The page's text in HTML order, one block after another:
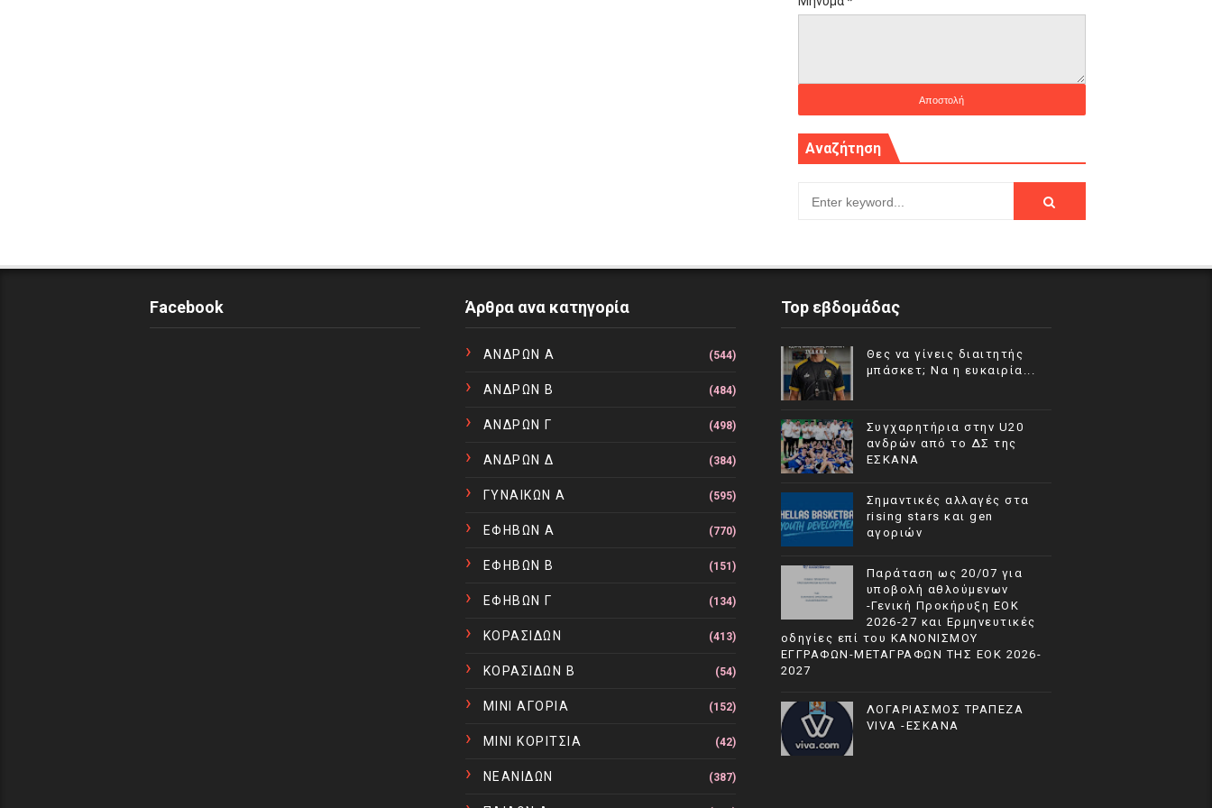
Αναζήτηση
Facebook Άρθρα ανα κατηγορία
ΑΝΔΡΩΝ Α (544)
ΑΝΔΡΩΝ Β (484)
ΑΝΔΡΩΝ Γ (498)
ΑΝΔΡΩΝ Δ (384)
ΓΥΝΑΙΚΩΝ Α (595)
ΕΦΗΒΩΝ Α (770)
ΕΦΗΒΩΝ Β (151)
ΕΦΗΒΩΝ Γ (134)
ΚΟΡΑΣΙΔΩΝ (413)
ΚΟΡΑΣΙΔΩΝ Β (54)
ΜΙΝΙ ΑΓΟΡΙΑ (152)
ΜΙΝΙ ΚΟΡΙΤΣΙΑ (42)
ΝΕΑΝΙΔΩΝ (387)
Top εβδομάδας
Θες να γίνεις διαιτητής
μπάσκετ; Να η ευκαιρία...
Συγχαρητήρια στην U20
ανδρών από το ΔΣ της
ΕΣΚΑΝΑ
Σημαντικές αλλαγές στα
rising stars και gen
αγοριών
Παράταση ως 20/07 για
υποβολή αθλούμενων
-Γενική Προκήρυξη ΕΟΚ
2026-27 και Ερμηνευτικές
οδηγίες επί του ΚΑΝΟΝΙΣΜΟΥ
ΕΓΓΡΑΦΩΝ-ΜΕΤΑΓΡΑΦΩΝ ΤΗΣ ΕΟΚ 2026-
2027
ΛΟΓΑΡΙΑΣΜΟΣ ΤΡΑΠΕΖΑ
VIVA -ΕΣΚΑΝΑ